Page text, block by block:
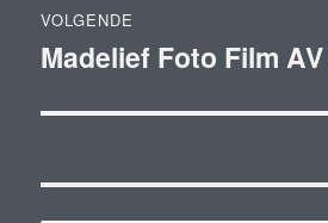
VOLGENDE
Volgend
Madelief Foto Film